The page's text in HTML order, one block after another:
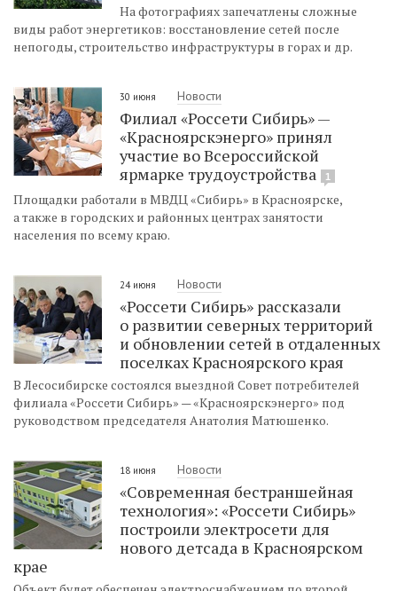
На фотографиях запечатлены сложные
виды работ энергетиков: восстановление сетей после
непогоды, строительство инфраструктуры в горах и др.
30 июня Новости
Филиал «Россети Сибирь» —
«Красноярскэнерго» принял
участие во Всероссийской
ярмарке трудоустройства
1
Площадки работали в МВДЦ «Сибирь» в Красноярске,
а также в городских и районных центрах занятости
населения по всему краю.
24 июня Новости
«Россети Сибирь» рассказали
о развитии северных территорий
и обновлении сетей в отдаленных
поселках Красноярского края
В Лесосибирске состоялся выездной Совет потребителей
филиала «Россети Сибирь» — «Красноярскэнерго» под
руководством председателя Анатолия Матюшенко.
18 июня Новости
«Современная бестраншейная
технология»: «Россети Сибирь»
построили электросети для
нового детсада в Красноярском
крае